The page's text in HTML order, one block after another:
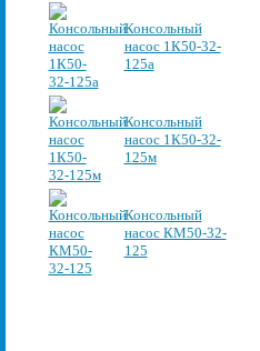
Консольный
насос 1К50-32-
125а
Консольный
насос 1К50-32-
125м
Консольный
насос КМ50-32-
125